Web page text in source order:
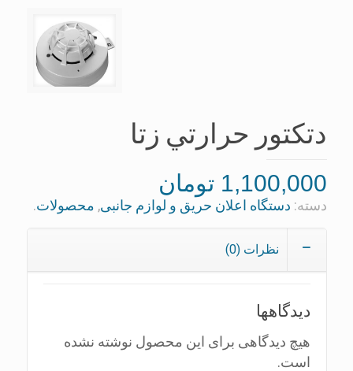
دتكتور حرارتي زتا
1,100,000 تومان
دسته: دستگاه اعلان حريق و لوازم جانبی, محصولات.
نظرات (0)
دیدگاهها
هیچ دیدگاهی برای این محصول نوشته نشده
است.